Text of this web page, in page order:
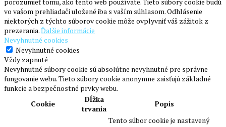
vo vašom prehliadači uložené iba s vaším súhlasom. Odhlásenie
niektorých z týchto súborov cookie môže ovplyvniť váš zážitok z
prezerania.Ďalšie informácie
Nevyhnutné cookies
Nevyhnutné cookies
Vždy zapnuté
Nevyhnutné súbory cookie sú absolútne nevyhnutné pre správne
fungovanie webu. Tieto súbory cookie anonymne zaisťujú základné
funkcie a bezpečnostné prvky webu.
Cookie
Dĺžka
trvania
Popis
Tento súbor cookie je nastavený